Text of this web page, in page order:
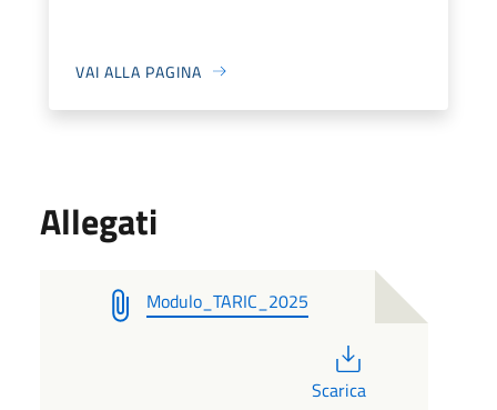
VAI ALLA PAGINA
Allegati
Modulo_TARIC_2025
Scarica